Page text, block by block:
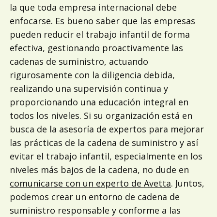
la que toda empresa internacional debe
enfocarse. Es bueno saber que las empresas
pueden reducir el trabajo infantil de forma
efectiva, gestionando proactivamente las
cadenas de suministro, actuando
rigurosamente con la diligencia debida,
realizando una supervisión continua y
proporcionando una educación integral en
todos los niveles. Si su organización está en
busca de la asesoría de expertos para mejorar
las prácticas de la cadena de suministro y así
evitar el trabajo infantil, especialmente en los
niveles más bajos de la cadena, no dude en
comunicarse con un experto de Avetta. Juntos,
podemos crear un entorno de cadena de
suministro responsable y conforme a las